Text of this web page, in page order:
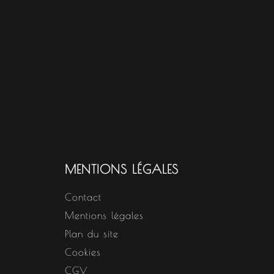
MENTIONS LÉGALES
Contact
Mentions légales
Plan du site
Cookies
CGV